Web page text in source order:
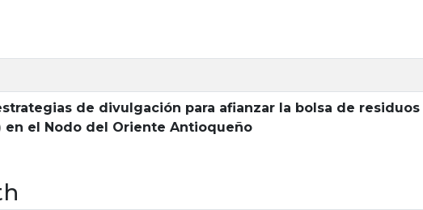
de divulgación para afianzar la bolsa de
el Nodo del Oriente Antioqueño